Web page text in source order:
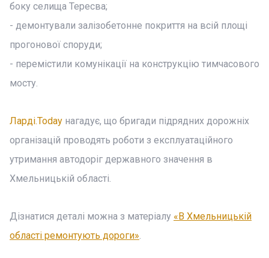
боку селища Тересва;
- демонтували залізобетонне покриття на всій площі
прогонової споруди;
- перемістили комунікації на конструкцію тимчасового
мосту.
Ларді.Today нагадує, що бригади підрядних дорожніх
організацій проводять роботи з експлуатаційного
утримання автодоріг державного значення в
Хмельницькій області.
Дізнатися деталі можна з матеріалу «В Хмельницькій
області ремонтують дороги».